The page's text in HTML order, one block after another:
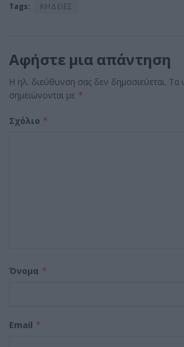
Tags: ΚΗΔΕΙΕΣ
Αφήστε μια απάντηση
Η ηλ. διεύθυνση σας δεν δημοσιεύεται. Τα
σημειώνονται με *
Σχόλιο *
Όνομα *
Email *